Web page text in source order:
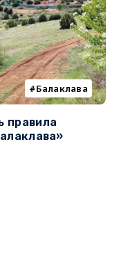
Балаклава
правила